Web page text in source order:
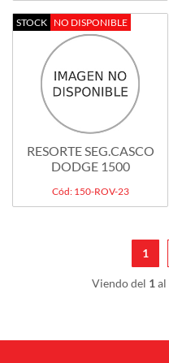
STOCK NO DISPONIBLE
RESORTE SEG.CASCO
DODGE 1500
Cód: 150-ROV-23
1
Viendo del 1 al